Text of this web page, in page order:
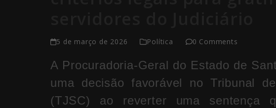
5 de março de 2026 Política 0 Comments
A Procuradoria-Geral do Estado de
uma decisão favorável no Tribunal
(TJSC) ao reverter uma sentença